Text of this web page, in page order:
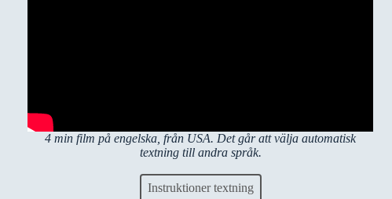
4 min film på engelska, från USA. Det går att välja automatisk
textning till andra språk.
Instruktioner textning